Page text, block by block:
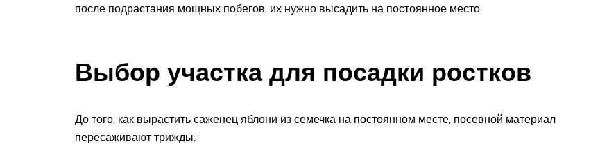
после подрастания мощных побегов, их нужно высадить на постоянное место.
Выбор участка для посадки ростков
До того, как вырастить саженец яблони из семечка на постоянном месте, посевной материал
пересаживают трижды: